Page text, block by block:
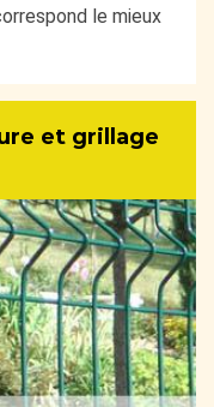
le mieux
et grillage